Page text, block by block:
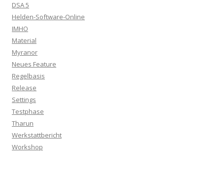
DSA 5
Helden-Software-Online
IMHO
Material
Myranor
Neues Feature
Regelbasis
Release
Settings
Testphase
Tharun
Werkstattbericht
Workshop